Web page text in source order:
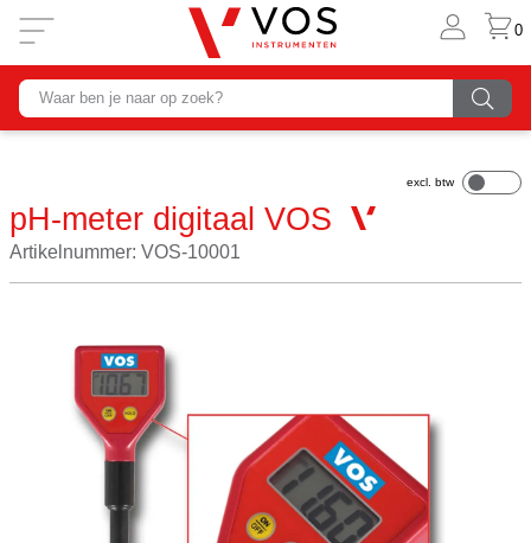
0
pH-meter digitaal VOS
Artikelnummer: VOS-10001